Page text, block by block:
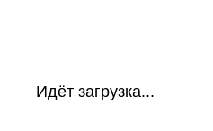
Идёт загрузка...